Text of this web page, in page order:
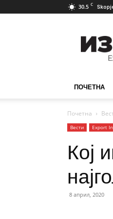
30.5 C
ПОЧЕТНА
Почетна
Вести Еxport
Кој
8 април, 2020